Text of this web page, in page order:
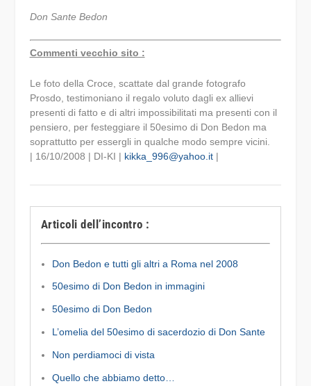
Don Sante Bedon
Commenti vecchio sito :
Le foto della Croce, scattate dal grande fotografo
Prosdo, testimoniano il regalo voluto dagli ex allievi
presenti di fatto e di altri impossibilitati ma presenti con il
pensiero, per festeggiare il 50esimo di Don Bedon ma
soprattutto per essergli in qualche modo sempre vicini.
| 16/10/2008 | DI-KI | kikka_996@yahoo.it|
Articoli dell’incontro :
Don Bedon e tutti gli altri a Roma nel 2008
50esimo di Don Bedon in immagini
50esimo di Don Bedon
L’omelia del 50esimo di sacerdozio di Don Sante
Non perdiamoci di vista
Quello che abbiamo detto…